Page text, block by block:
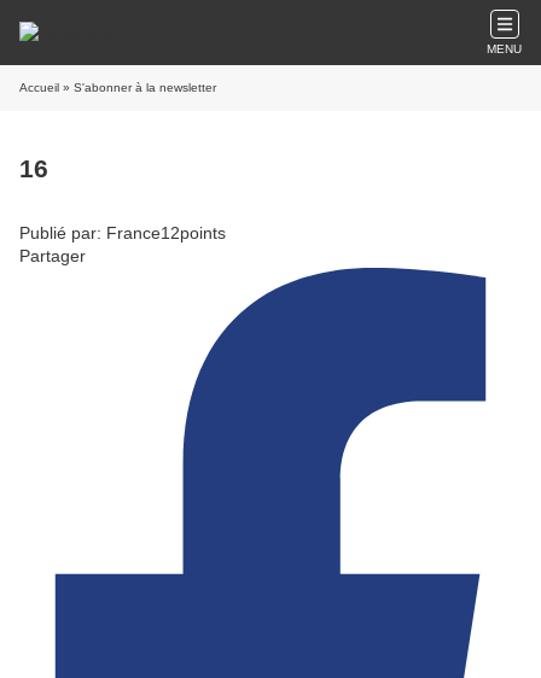
MENU
Accueil » S'abonner à la newsletter
16
Publié par: France12points
Partager